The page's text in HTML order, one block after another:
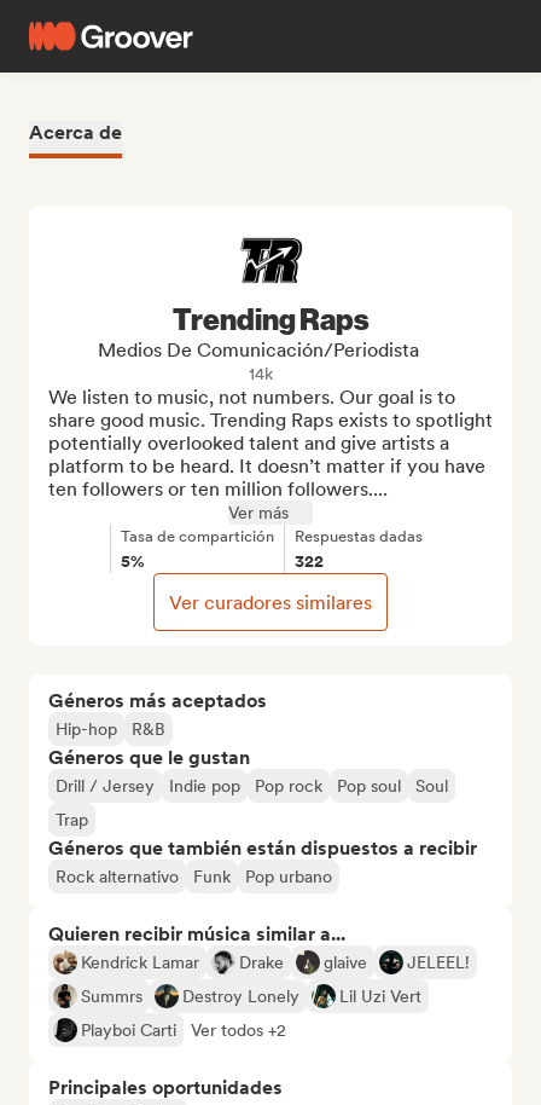
Acerca de
Géneros más aceptados
Hip-hop R&B
Géneros que le gustan
Drill / Jersey Indie pop Pop rock Pop soul
Soul
Trap
Géneros que también están dispuestos a recibir
Rock alternativo Funk Pop urbano
Quieren recibir música similar a...
Kendrick Lamar Drake glaive
JELEEL!
Summrs
Destroy Lonely
Lil Uzi Vert
Playboi Carti
Ver todos +2
Principales oportunidades
Trending Raps
Medios De Comunicación/Periodista
14k
We listen to music, not numbers. Our goal is to
share good music. Trending Raps exists to spotlight
potentially overlooked talent and give artists a
platform to be heard. It doesn’t matter if you have
ten followers or ten million followers....
Ver más
Tasa de compartición
5%
Respuestas dadas
322
Ver curadores similares